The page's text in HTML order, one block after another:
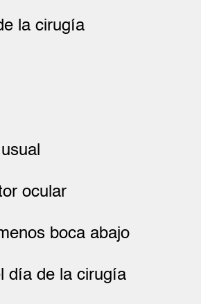
la cirugía
ocular
boca abajo
día de la cirugía